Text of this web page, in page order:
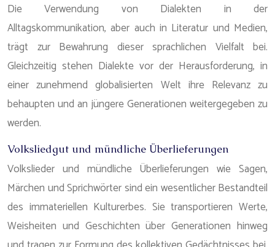
Die Verwendung von Dialekten in der
Alltagskommunikation, aber auch in Literatur und Medien,
trägt zur Bewahrung dieser sprachlichen Vielfalt bei.
Gleichzeitig stehen Dialekte vor der Herausforderung, in
einer zunehmend globalisierten Welt ihre Relevanz zu
behaupten und an jüngere Generationen weitergegeben zu
werden.
Volksliedgut und mündliche Überlieferungen
Volkslieder und mündliche Überlieferungen wie Sagen,
Märchen und Sprichwörter sind ein wesentlicher Bestandteil
des immateriellen Kulturerbes. Sie transportieren Werte,
Weisheiten und Geschichten über Generationen hinweg